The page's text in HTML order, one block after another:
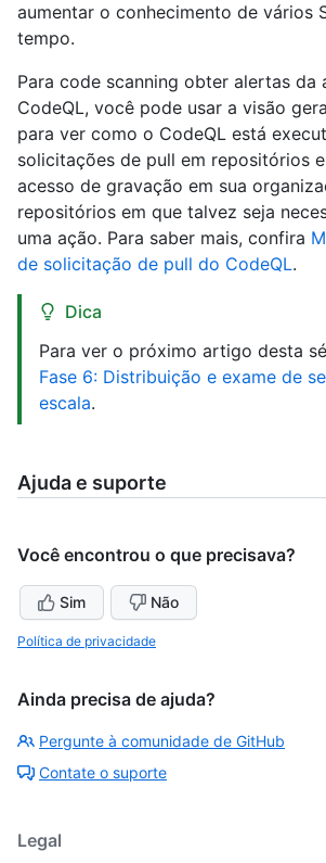
aumentar o conhecimento de vários
tempo.
Para code scanning obter alertas da
CodeQL, você pode usar a visão
para ver como o CodeQL está
solicitações de pull em repositórios
acesso de gravação em sua
repositórios em que talvez seja
uma ação. Para saber mais, confira
de solicitação de pull do CodeQL.
Dica
Para ver o próximo artigo desta
Fase 6: Distribuição e exame de
escala.
Ajuda e suporte
Você encontrou o que precisava?
Sim Não
Política de privacidade
Ainda precisa de ajuda?
Pergunte à comunidade de GitHub
Contate o suporte
Legal